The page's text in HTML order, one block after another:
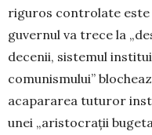
riguros controlate este
guvernul va trece la
decenii, sistemul
comunismului”
acapararea tuturor
unei „aristocrații